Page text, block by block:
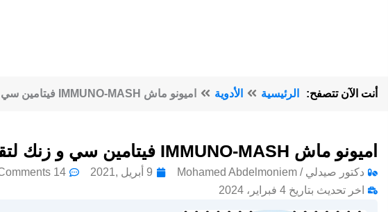
أنت الآن تتصفح: الرئيسية الأدوية اميونو ماش IMMUNO-MASH فيتامين سي و زنك لتقوية المناعة
اميونو ماش IMMUNO-MASH فيتامين سي و زنك لتقوية المناعة
دكتور صيدلي / Mohamed Abdelmoniem 9 أبريل ,2021 14 Comments
اخر تحديث بتاريخ 4 فبراير، 2024